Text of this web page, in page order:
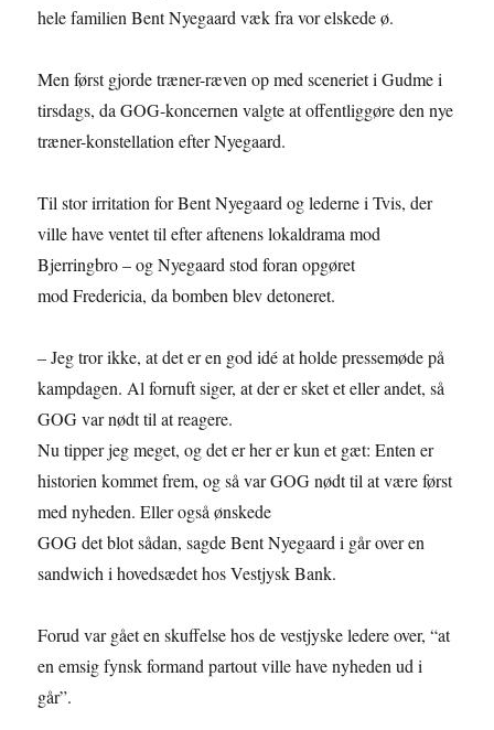
hele familien Bent Nyegaard væk fra vor elskede ø.
Men først gjorde træner-ræven op med sceneriet i Gudme i
tirsdags, da GOG-koncernen valgte at offentliggøre den nye
træner-konstellation efter Nyegaard.
Til stor irritation for Bent Nyegaard og lederne i Tvis, der
ville have ventet til efter aftenens lokaldrama mod
Bjerringbro – og Nyegaard stod foran opgøret
mod Fredericia, da bomben blev detoneret.
– Jeg tror ikke, at det er en god idé at holde pressemøde på
kampdagen. Al fornuft siger, at der er sket et eller andet, så
GOG var nødt til at reagere.
Nu tipper jeg meget, og det er her er kun et gæt: Enten er
historien kommet frem, og så var GOG nødt til at være først
med nyheden. Eller også ønskede
GOG det blot sådan, sagde Bent Nyegaard i går over en
sandwich i hovedsædet hos Vestjysk Bank.
Forud var gået en skuffelse hos de vestjyske ledere over, “at
en emsig fynsk formand partout ville have nyheden ud i
går”.